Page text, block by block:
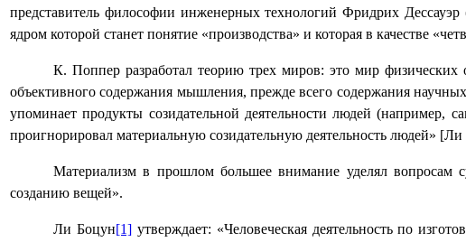
представитель философии инженерных технологий Фридрих
ядром которой станет понятие «производства» и которая в качестве
К. Поппер разработал теорию трех миров: это мир
объективного содержания мышления, прежде всего содержания
упоминает продукты созидательной деятельности людей (например,
проигнорировал материальную созидательную деятельность людей»
Материализм в прошлом большее внимание уделял вопросам
созданию вещей».
Ли Боцун[1]утверждает: «Человеческая деятельность по